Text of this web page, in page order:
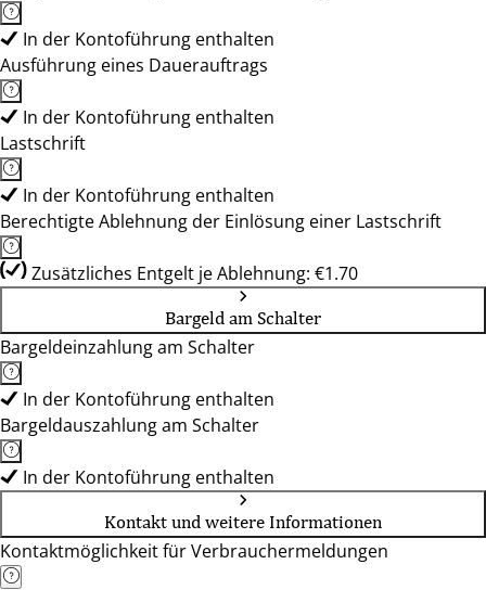
In der Kontoführung enthalten
Ausführung eines Dauerauftrags
In der Kontoführung enthalten
Lastschrift
In der Kontoführung enthalten
Berechtigte Ablehnung der Einlösung einer Lastschrift
Zusätzliches Entgelt je Ablehnung: €1.70
Bargeld am Schalter
Bargeldeinzahlung am Schalter
In der Kontoführung enthalten
Bargeldauszahlung am Schalter
In der Kontoführung enthalten
Kontakt und weitere Informationen
Kontaktmöglichkeit für Verbrauchermeldungen